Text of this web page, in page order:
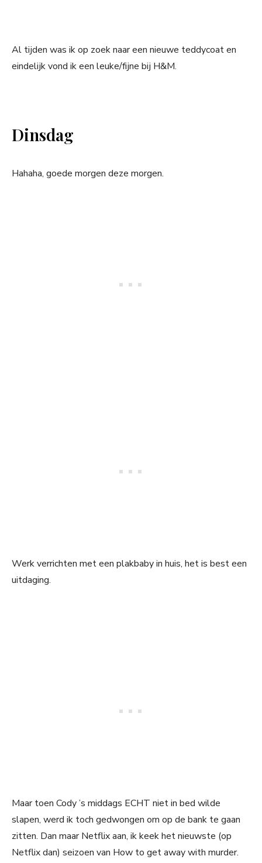
Al tijden was ik op zoek naar een nieuwe teddycoat en
eindelijk vond ik een leuke/fijne bij H&M.
Dinsdag
Hahaha, goede morgen deze morgen.
Werk verrichten met een plakbaby in huis, het is best een
uitdaging.
Maar toen Cody ’s middags ECHT niet in bed wilde
slapen, werd ik toch gedwongen om op de bank te gaan
zitten. Dan maar Netflix aan, ik keek het nieuwste (op
Netflix dan) seizoen van How to get away with murder.